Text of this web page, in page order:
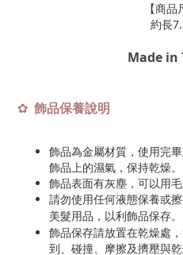
【商品
約長
Made in
✿ 飾品保養說明
飾品為金屬材質，使用完
飾品上的濕氣，保持乾燥。
飾品表面有灰塵，可以用毛
請勿使用任何液態保養或
美髮用品，以利飾品保存。
飾品保存請放置在乾燥處
到、碰撞、摩擦及擠壓與